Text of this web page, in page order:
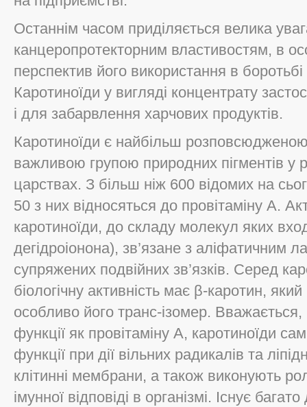
Останнім часом приділяється велика
канцеропротекторним властивостям, в
перспектив його використання в
Каротиноїди у вигляді концентрату
і для забарвлення харчових продуктів.
Каротиноїди є найбільш
важливою групою природних пігментів у
царствах. З більш ніж 600 відомих на
50 з них відносяться до провітаміну А.
каротиноїди, до складу молекул яких
дегідроіонона), зв’язане з аліфатичним
супряжених подвійних зв’язків. Серед
біологічну активність має β-каротин,
особливо його транс-ізомер.
функції як провітаміну А, каротиноїди
функції при дії вільних радикалів та
клітинні мембрани, а також виконують
імунної відповіді в організмі. Існує